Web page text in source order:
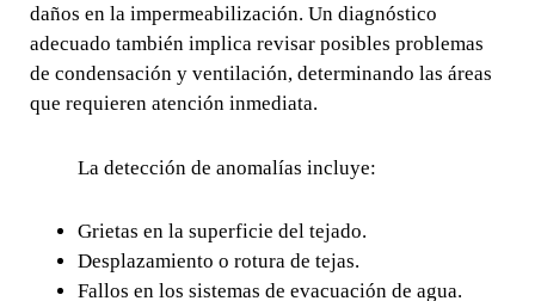
daños en la impermeabilización. Un diagnóstico
adecuado también implica revisar posibles problemas
de condensación y ventilación, determinando las áreas
que requieren atención inmediata.
La detección de anomalías incluye:
Grietas en la superficie del tejado.
Desplazamiento o rotura de tejas.
Fallos en los sistemas de evacuación de agua.